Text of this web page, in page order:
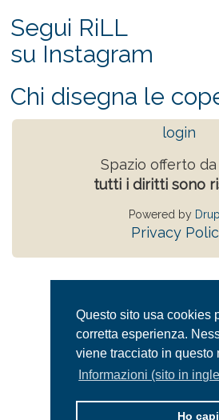
Questo sito usa cookies
corretta esperienza.
viene tracciato in questo
Informazioni (sito in
Ho
Segui RiLL
su Instagram
Chi disegna le
login
Spazio offerto da
tutti i diritti sono
Powered by
Privacy